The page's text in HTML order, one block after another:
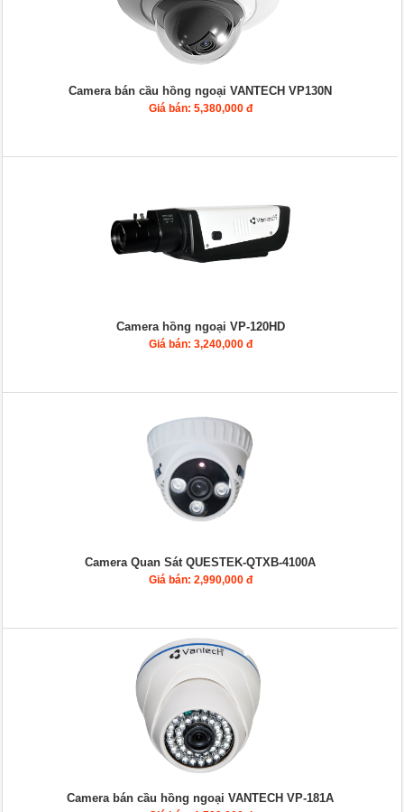
Camera bán cầu hồng ngoại VANTECH VP130N
Giá bán: 5,380,000 đ
Camera hồng ngoại VP-120HD
Giá bán: 3,240,000 đ
Camera Quan Sát QUESTEK-QTXB-4100A
Giá bán: 2,990,000 đ
Camera bán cầu hồng ngoại VANTECH VP-181A